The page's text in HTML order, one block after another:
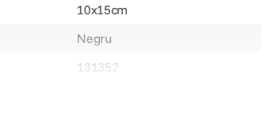
10x15cm
Negru
131352